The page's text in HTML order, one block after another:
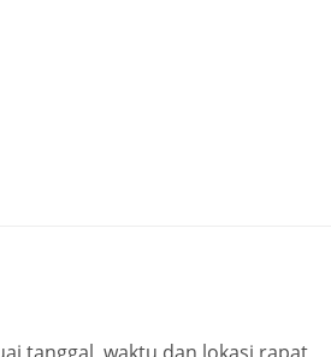
tanggal, waktu dan lokasi rapat,